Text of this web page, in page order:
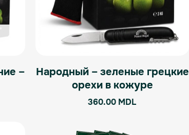
–
Народный – зеленые грецкие
орехи в кожуре
360.00 MDL